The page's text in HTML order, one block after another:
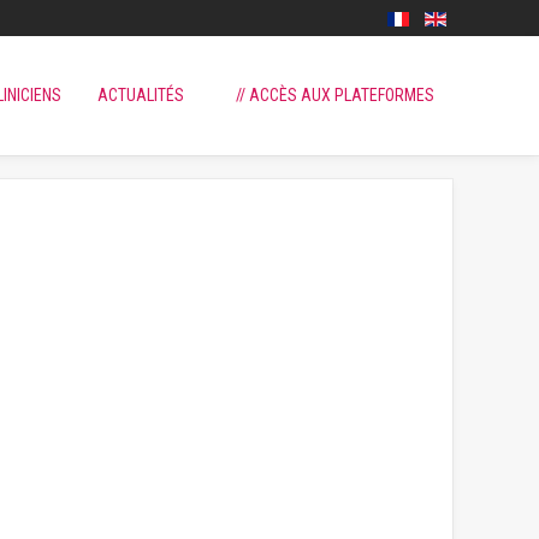
ACTUALITÉS // ACCÈS AUX PLATEFORMES